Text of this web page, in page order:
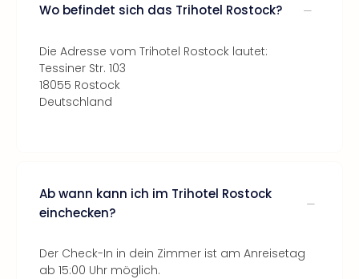
Wo befindet sich das Trihotel Rostock?
Die Adresse vom Trihotel Rostock lautet:
Tessiner Str. 103
18055 Rostock
Deutschland
Ab wann kann ich im Trihotel Rostock
einchecken?
Der Check-In in dein Zimmer ist am Anreisetag
ab 15:00 Uhr möglich.